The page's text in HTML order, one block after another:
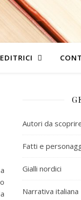
Autori da
Fatti e
Gialli nordici
Narrativa italiana